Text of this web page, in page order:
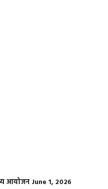
आयोजन June 1, 2026